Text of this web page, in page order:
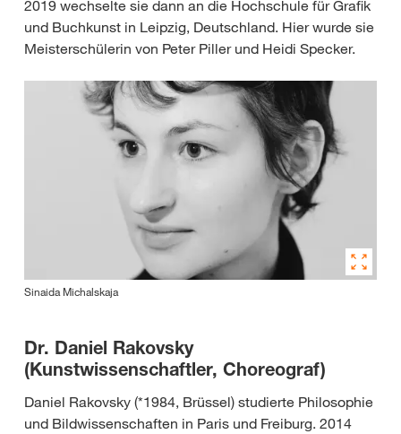
2019 wechselte sie dann an die Hochschule für Grafik
und Buchkunst in Leipzig, Deutschland. Hier wurde sie
Meisterschülerin von Peter Piller und Heidi Specker.
Sinaida Michalskaja
Dr. Daniel Rakovsky
(Kunstwissenschaftler, Choreograf)
Daniel Rakovsky (*1984, Brüssel) studierte Philosophie
und Bildwissenschaften in Paris und Freiburg. 2014